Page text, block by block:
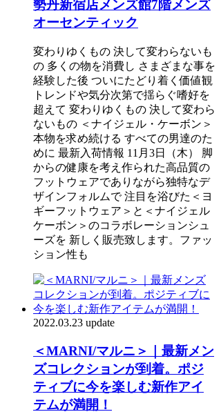
勢丹新宿店メンズ館7階メンズ
オーセンティック
変わりゆくもの 決して変わらないも
の 多くの物を消費し さまざまな事を
経験した後 ついにたどり着く価値観
トレンドや気分次第で揺らぐ嗜好を
超えて 変わりゆくもの 決して変わら
ないもの ＜ナイジェル・ケーボン＞
本物を求め続ける すべての男達のた
めに 最新入荷情報 11月3日（木） 脚
からの健康を考え作られた高品質の
フットウェアでありながら独特なデ
ザインフォルムで 注目を浴びた＜ヨ
ギーフットウェア＞と＜ナイジェル
ケーボン＞のコラボレーションシュ
ーズを 新しく販売致します。ファッ
ション性も
2022.03.23 update
＜MARNI/マルニ＞｜最新メン
ズコレクションが到着。ポジ
ティブに今を楽しむ新作アイ
テムが満開！